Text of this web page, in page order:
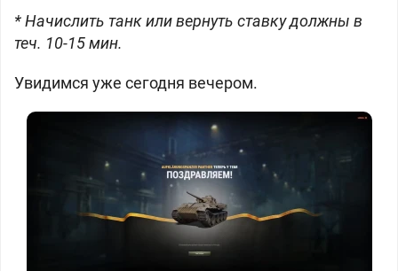
* Начислить танк или вернуть ставку должны в
теч. 10-15 мин.
Увидимся уже сегодня вечером.